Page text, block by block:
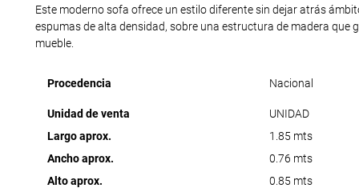
Este moderno sofa ofrece un estilo diferente sin dejar atrás
espumas de alta densidad, sobre una estructura de madera
mueble.
Procedencia Nacional
Unidad de venta
UNIDAD
Largo aprox.
1.85 mts
Ancho aprox.
0.76 mts
Alto aprox.
0.85 mts